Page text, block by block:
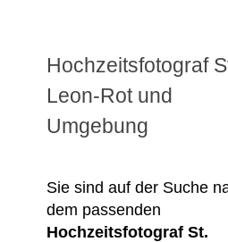
Hochzeitsfotograf
Leon-Rot und
Umgebung
Sie sind auf der Suche
dem passenden
Hochzeitsfotograf St.